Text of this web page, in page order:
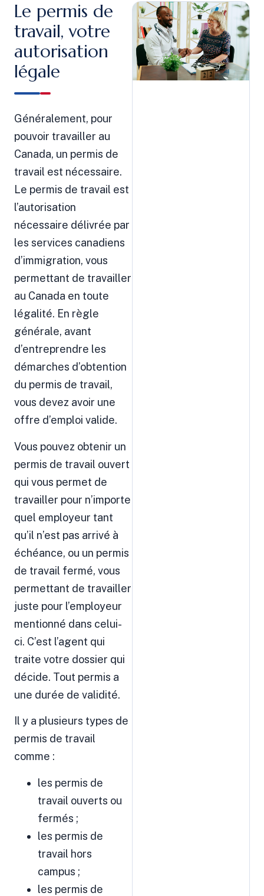
Le permis de
travail, votre
autorisation
légale
Généralement, pour
pouvoir travailler au
Canada, un permis de
travail est nécessaire.
Le permis de travail est
l’autorisation
nécessaire délivrée par
les services canadiens
d’immigration, vous
permettant de travailler
au Canada en toute
légalité. En règle
générale, avant
d’entreprendre les
démarches d’obtention
du permis de travail,
vous devez avoir une
offre d’emploi valide.
Vous pouvez obtenir un
permis de travail ouvert
qui vous permet de
travailler pour n’importe
quel employeur tant
qu’il n’est pas arrivé à
échéance, ou un permis
de travail fermé, vous
permettant de travailler
juste pour l’employeur
mentionné dans celui-
ci. C’est l’agent qui
traite votre dossier qui
décide. Tout permis a
une durée de validité.
Il y a plusieurs types de
permis de travail
comme :
les permis de
travail ouverts ou
fermés ;
les permis de
travail hors
campus ;
les permis de